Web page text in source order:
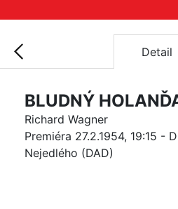
Detail
BLUDNÝ
Richard Wagner
Premiéra 27.2.1954, 19:15 -
Nejedlého (DAD)